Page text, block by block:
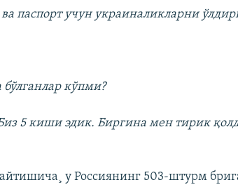
паспорт учун украиналикларни
кўпми?
5 киши эдик. Биргина мен тирик
у Россиянинг 503-штурм